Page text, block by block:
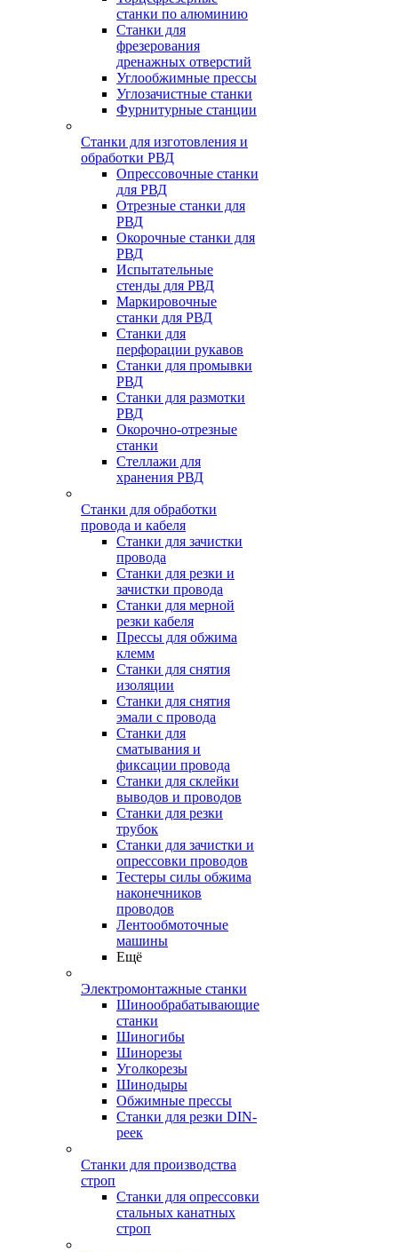
станки по алюминию
Станки для
фрезерования
дренажных отверстий
Углообжимные прессы
Углозачистные станки
Фурнитурные станции
Станки для изготовления и
обработки РВД
Опрессовочные станки
для РВД
Отрезные станки для
РВД
Окорочные станки для
РВД
Испытательные
стенды для РВД
Маркировочные
станки для РВД
Станки для
перфорации рукавов
Станки для промывки
РВД
Станки для размотки
РВД
Окорочно-отрезные
станки
Стеллажи для
хранения РВД
Станки для обработки
провода и кабеля
Станки для зачистки
провода
Станки для резки и
зачистки провода
Станки для мерной
резки кабеля
Прессы для обжима
клемм
Станки для снятия
изоляции
Станки для снятия
эмали с провода
Станки для
сматывания и
фиксации провода
Станки для склейки
выводов и проводов
Станки для резки
трубок
Станки для зачистки и
опрессовки проводов
Тестеры силы обжима
наконечников
проводов
Лентообмоточные
машины
Ещё
Электромонтажные станки
Шинообрабатывающие
станки
Шиногибы
Шинорезы
Уголкорезы
Шинодыры
Обжимные прессы
Станки для резки DIN-
реек
Станки для производства
строп
Станки для опрессовки
стальных канатных
строп